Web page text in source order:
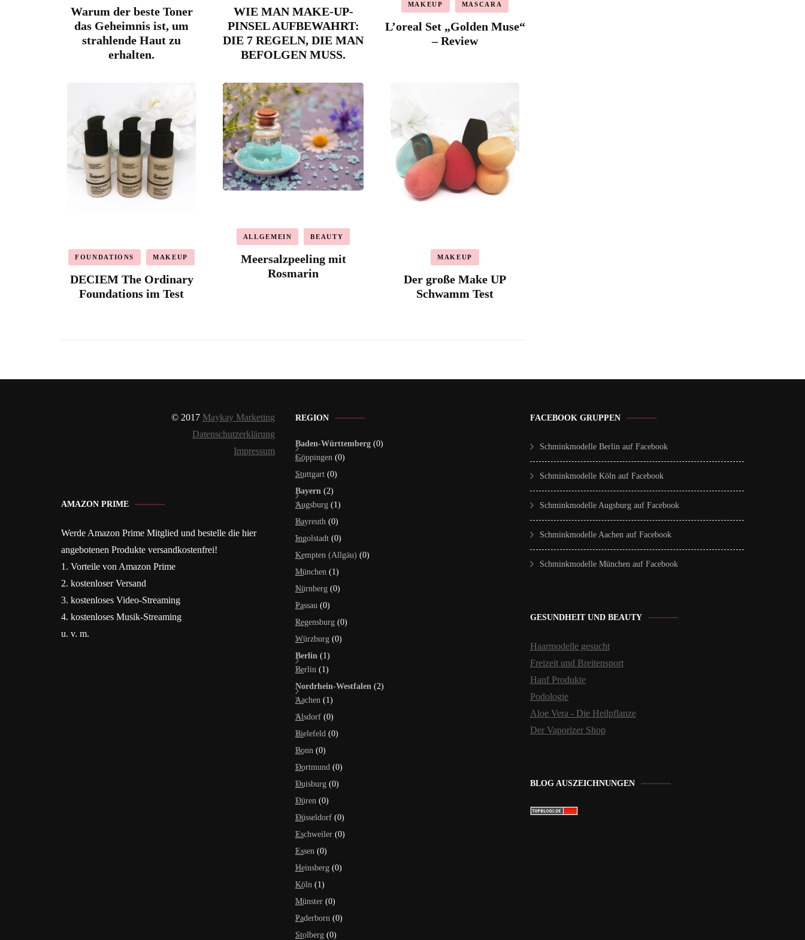
Warum der beste Toner
das Geheimnis ist, um
strahlende Haut zu
erhalten.
WIE MAN MAKE-UP-
PINSEL AUFBEWAHRT:
DIE 7 REGELN, DIE MAN
BEFOLGEN MUSS.
MAKEUP MASCARA
L’oreal Set „Golden Muse“
– Review
FOUNDATIONS MAKEUP
DECIEM The Ordinary
Foundations im Test
ALLGEMEIN BEAUTY
Meersalzpeeling mit
Rosmarin
MAKEUP
Der große Make UP
Schwamm Test
© 2017 Maykay Marketing
Datenschutzerklärung
Impressum
AMAZON PRIME
Werde Amazon Prime Mitglied und bestelle die hier
angebotenen Produkte versandkostenfrei!
1. Vorteile von Amazon Prime
2. kostenloser Versand
3. kostenloses Video-Streaming
4. kostenloses Musik-Streaming
u. v. m.
REGION
Baden-Württemberg (0)
Göppingen (0)
Stuttgart (0)
Bayern (2)
Augsburg (1)
Bayreuth (0)
Ingolstadt (0)
Kempten (Allgäu) (0)
München (1)
Nürnberg (0)
Passau (0)
Regensburg (0)
Würzburg (0)
Berlin (1)
Berlin (1)
Nordrhein-Westfalen (2)
Aachen (1)
Alsdorf (0)
Bielefeld (0)
Bonn (0)
Dortmund (0)
Duisburg (0)
Düren (0)
Düsseldorf (0)
Eschweiler (0)
Essen (0)
Heinsberg (0)
Köln (1)
Münster (0)
Paderborn (0)
Stolberg (0)
FACEBOOK GRUPPEN
Schminkmodelle Berlin auf Facebook
Schminkmodelle Köln auf Facebook
Schminkmodelle Augsburg auf Facebook
Schminkmodelle Aachen auf Facebook
Schminkmodelle München auf Facebook
GESUNDHEIT UND BEAUTY
Haarmodelle gesucht
Freizeit und Breitensport
Hanf Produkte
Podologie
Aloe Vera - Die Heilpflanze
Der Vaporizer Shop
BLOG AUSZEICHNUNGEN